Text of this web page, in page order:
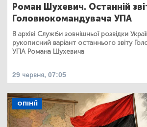
Роман Шухевич. Останній
Головнокомандувача УПА
В архіві Служби зовнішньої розвідки
рукописний варіант останнього звіту
УПА Романа Шухевича
29 червня, 07:05
ОПІНІЇ